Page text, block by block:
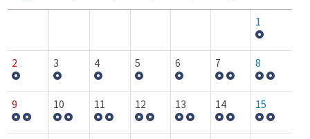
1
2 3 4 5 6 7 8
9 10 11 12 13 14 15